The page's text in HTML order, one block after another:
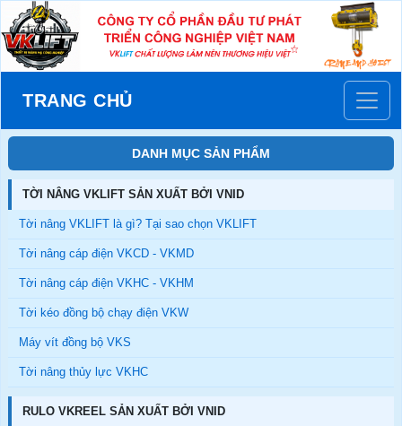
TRANG CHỦ
DANH MỤC SẢN PHẨM
TỜI NÂNG VKLIFT SẢN XUẤT BỞI VNID
Tời nâng VKLIFT là gì? Tại sao chọn VKLIFT
Tời nâng cáp điện VKCD - VKMD
Tời nâng cáp điện VKHC - VKHM
Tời kéo đồng bộ chạy điện VKW
Máy vít đồng bộ VKS
Tời nâng thủy lực VKHC
RULO VKREEL SẢN XUẤT BỞI VNID